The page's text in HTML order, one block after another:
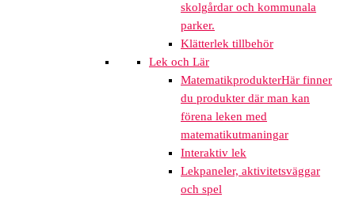
skolgårdar och kommunala
parker.
Klätterlek tillbehör
Lek och Lär
MatematikprodukterHär finner
du produkter där man kan
förena leken med
matematikutmaningar
Interaktiv lek
Lekpaneler, aktivitetsväggar
och spel